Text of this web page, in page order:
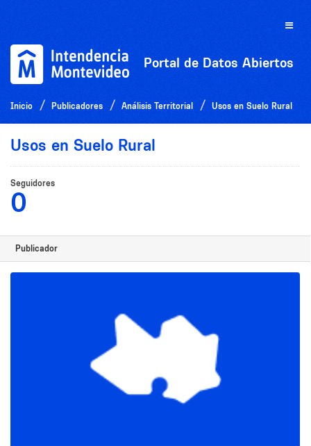
Toggle
Portal de Datos Abiertos
Inicio Publicadores Análisis Territorial Usos en Suelo Rural
Usos en Suelo Rural
Seguidores
0
Publicador